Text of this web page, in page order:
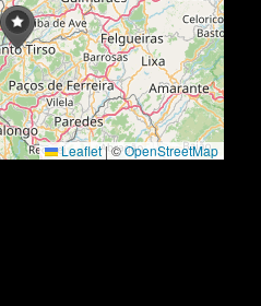
Leaflet|©OpenStreetMap